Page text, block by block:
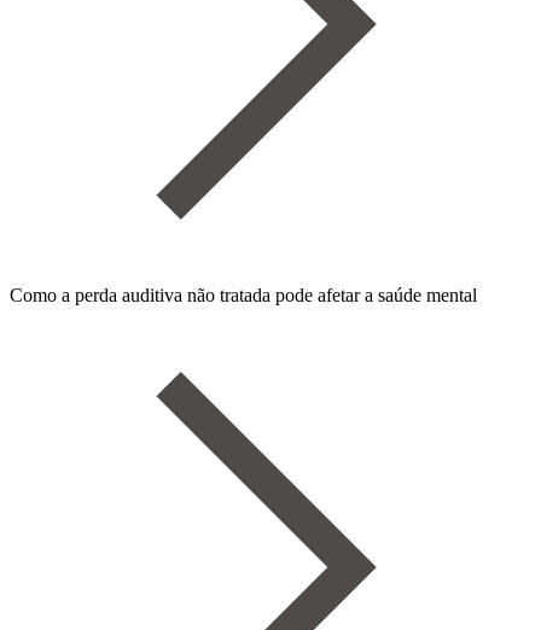
Como a perda auditiva não tratada pode afetar a saúde mental